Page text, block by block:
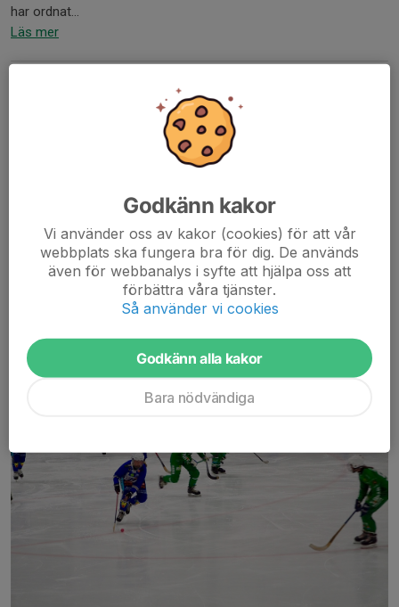
har ordnat...
Läs mer
Flickallsvenskan!
0 kommentarer
På onsdag 29 december åker Hammarby/SBBK upp till Söråker
för att spela de första fyra matcherna i årets Flickallsvenska. Vi
packa in oss i bussen så att vi kan...
Läs mer
NorDan F17 Cup: Dag 2
2 kommentarer
Godkänn kakor
Vi använder oss av kakor (cookies) för att vår
webbplats ska fungera bra för dig. De används
även för webbanalys i syfte att hjälpa oss att
förbättra våra tjänster.
Så använder vi cookies
Godkänn alla kakor
Bara nödvändiga